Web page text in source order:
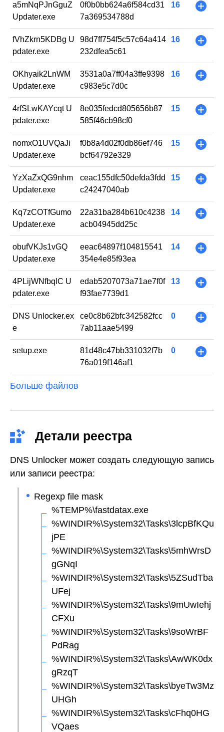
a5mNqPJnGguZ
Updater.exe
0f0b0bb624a6f584cd31
7a369534788d
16 +
fVhZkrn5KDBg U
pdater.exe
98d7ff754f5c57c64a414
232dfea5c61
16 +
OKhyaik2LnWM
Updater.exe
3531a0a7ff04a3ffe9398
c983e5c7d0c
16 +
4rfSLwKAYcqt U
pdater.exe
8e035fedcd805656b87
585f46cb98cf0
15 +
nomxO1UVQaJi
Updater.exe
f0b8a4d02f0db86ef746
bcf64792e329
15 +
YzXaZxQG9nhm
Updater.exe
ceac155dfc50defda3fdd
c24247040ab
15 +
Kq7zCOTfGumo
Updater.exe
22a31ba284b610c4238
acb04945dd25c
14 +
obufVKJs1vGQ
Updater.exe
eeac64897f104815541
354e4e85f93ea
14 +
4PLijWNfbqlC U
pdater.exe
edab5207073a71ae7f0f
f93fae7739d1
13 +
DNS Unlocker.ex
e
ce0c8b62bfc342582fcc
7ab11aae5499
0 +
setup.exe
81d48c47bb331032f7b
76a019f146af1
0 +
Больше файлов
Детали реестра
DNS Unlocker может создать следующую запись
или записи реестра:
Regexp file mask
%TEMP%\fastdatax.exe
%WINDIR%\System32\Tasks\3lcpBfKQu
jPE
%WINDIR%\System32\Tasks\5mhWrsD
gGNqI
%WINDIR%\System32\Tasks\5ZSudTba
UFej
%WINDIR%\System32\Tasks\9mUwIehj
CFXu
%WINDIR%\System32\Tasks\9soWrBF
PdRag
%WINDIR%\System32\Tasks\AwWK0dx
gRzqT
%WINDIR%\System32\Tasks\byeTw3Mz
UHGh
%WINDIR%\System32\Tasks\cFhq0HG
VQaes